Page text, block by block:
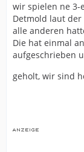
wir spielen ne 3-
Detmold laut
alle anderen
Die hat einmal
aufgeschrieben
geholt, wir sind